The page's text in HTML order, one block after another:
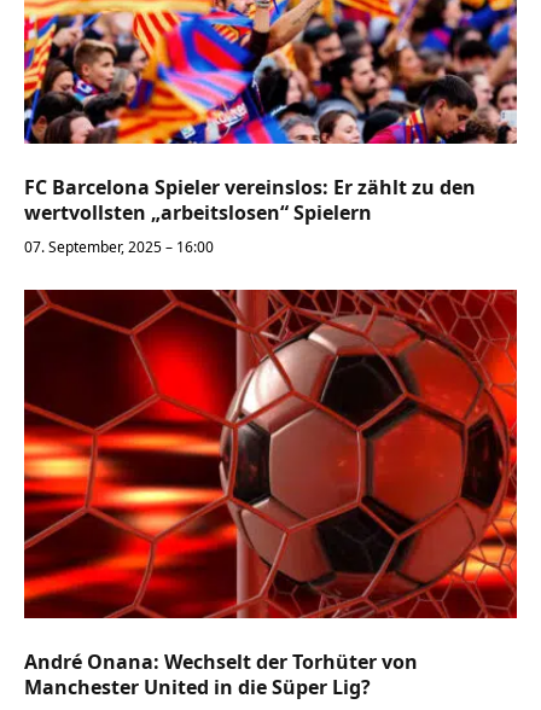
FC Barcelona Spieler vereinslos: Er zählt zu den
wertvollsten „arbeitslosen“ Spielern
07. September, 2025 – 16:00
André Onana: Wechselt der Torhüter von
Manchester United in die Süper Lig?